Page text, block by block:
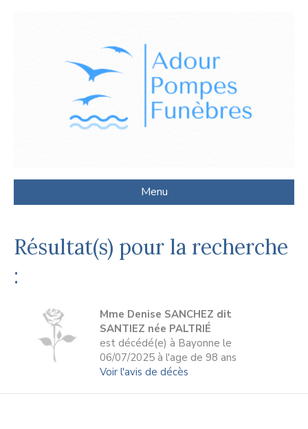
Menu
Résultat(s) pour la recherche
:
Mme Denise SANCHEZ dit
SANTIEZ née PALTRIÉ
est décédé(e) à Bayonne le
06/07/2025 à l'age de 98 ans
Voir l'avis de décès